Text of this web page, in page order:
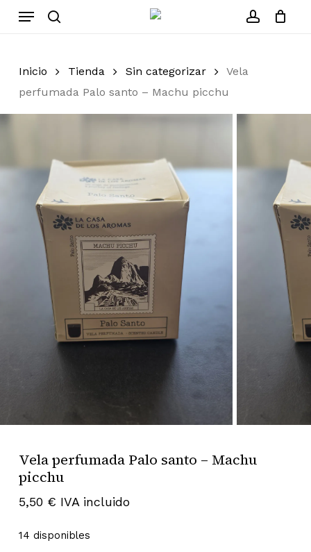
Menu
Inicio Tienda Sin categorizar
Vela
perfumada Palo santo – Machu picchu
Vela perfumada Palo santo – Machu
picchu
5,50 € IVA incluido
14 disponibles